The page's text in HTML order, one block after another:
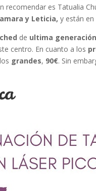
recomendar es Tatualia
y Leticia,y están
de ultima generación
centro. En cuanto a los
grandes, 90€. Sin